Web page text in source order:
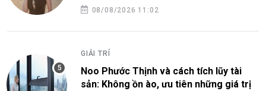
08/08/2026 11:02
GIẢI TRÍ
Noo Phước Thịnh và cách tích lũy tài
sản: Không ồn ào, ưu tiên những giá trị